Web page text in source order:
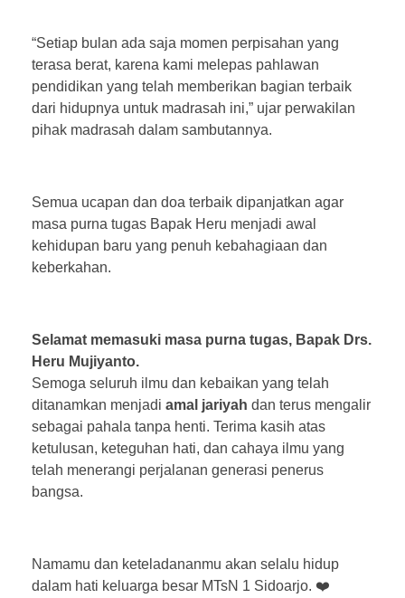
“Setiap bulan ada saja momen perpisahan yang
terasa berat, karena kami melepas pahlawan
pendidikan yang telah memberikan bagian terbaik
dari hidupnya untuk madrasah ini,” ujar perwakilan
pihak madrasah dalam sambutannya.
Semua ucapan dan doa terbaik dipanjatkan agar
masa purna tugas Bapak Heru menjadi awal
kehidupan baru yang penuh kebahagiaan dan
keberkahan.
Selamat memasuki masa purna tugas, Bapak Drs.
Heru Mujiyanto.
Semoga seluruh ilmu dan kebaikan yang telah
ditanamkan menjadi amal jariyah dan terus mengalir
sebagai pahala tanpa henti. Terima kasih atas
ketulusan, keteguhan hati, dan cahaya ilmu yang
telah menerangi perjalanan generasi penerus
bangsa.
Namamu dan keteladananmu akan selalu hidup
dalam hati keluarga besar MTsN 1 Sidoarjo. ❤️